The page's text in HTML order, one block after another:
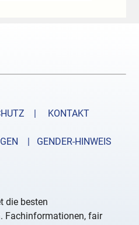
|
KONTAKT
| GENDER-HINWEIS
die besten
Fachinformationen, fair